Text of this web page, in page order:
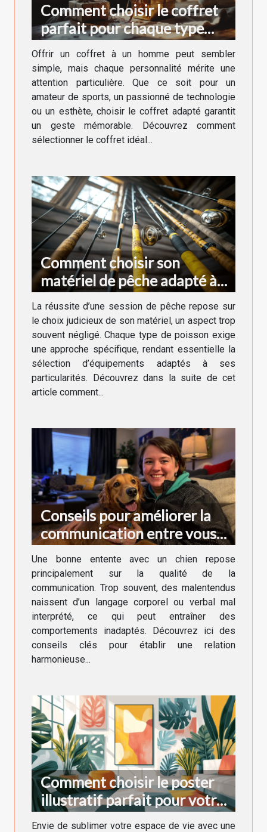
Comment choisir le coffret
parfait pour chaque type
d'homme ?
Offrir un coffret à un homme peut sembler
simple, mais chaque personnalité mérite une
attention particulière. Que ce soit pour un
amateur de sports, un passionné de technologie
ou un esthète, choisir le coffret adapté garantit
un geste mémorable. Découvrez comment
sélectionner le coffret idéal...
Comment choisir son
matériel de pêche adapté à
chaque type de poisson
La réussite d’une session de pêche repose sur
le choix judicieux de son matériel, un aspect trop
souvent négligé. Chaque type de poisson exige
une approche spécifique, rendant essentielle la
sélection d’équipements adaptés à ses
particularités. Découvrez dans la suite de cet
article comment...
Conseils pour améliorer la
communication entre vous
et votre chien
Une bonne entente avec un chien repose
principalement sur la qualité de la
communication. Trop souvent, des malentendus
naissent d’un langage corporel ou verbal mal
interprété, ce qui peut entraîner des
comportements inadaptés. Découvrez ici des
conseils clés pour établir une relation
harmonieuse...
Comment choisir le poster
illustratif parfait pour votre
décoration intérieure
Envie de sublimer votre espace de vie avec une